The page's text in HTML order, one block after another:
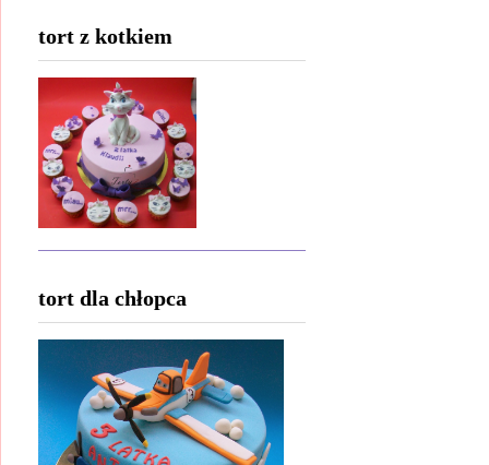
tort z kotkiem
tort dla chłopca